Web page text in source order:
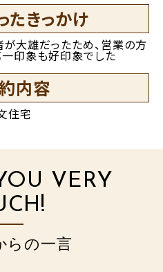
たきっかけ
大雄だったため、営業の方
印象も好印象でした
内容
住宅
VERY
らの一言